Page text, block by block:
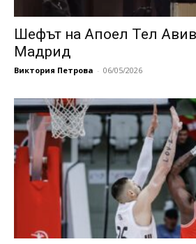
Шефът на Апоел Тел
Мадрид
Виктория Петрова - 06/05/2026